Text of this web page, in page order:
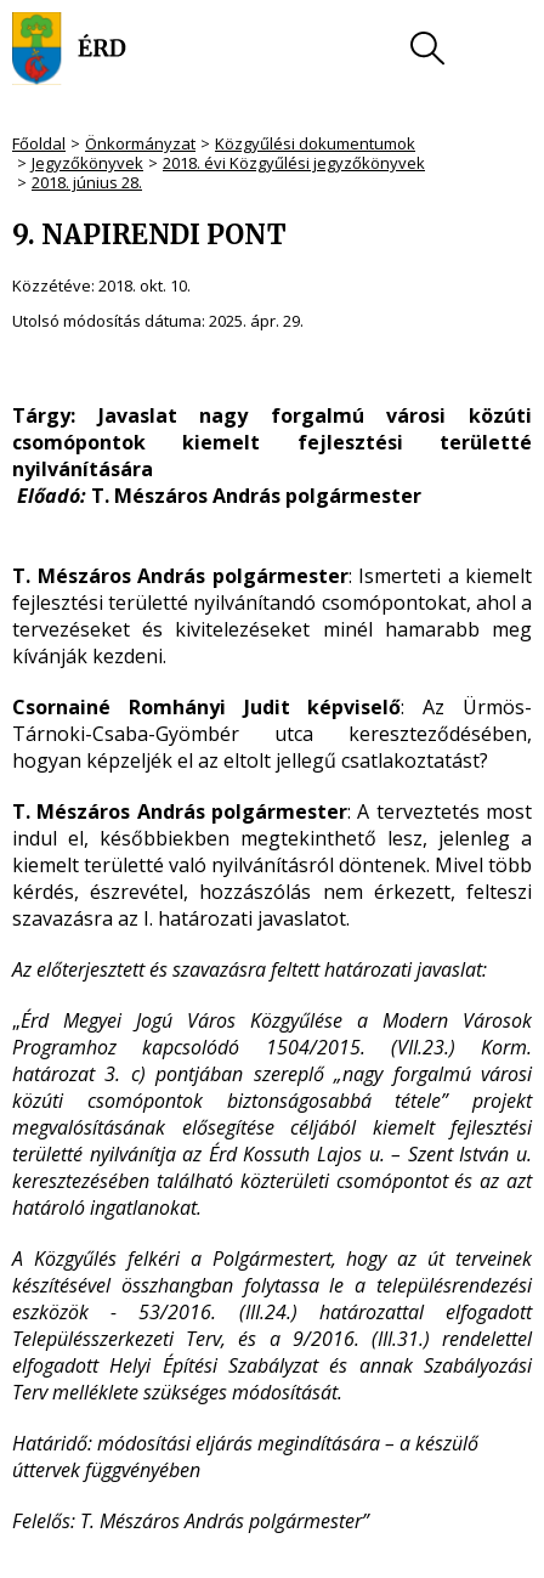
Főoldal Önkormányzat
Közgyűlési dokumentumok
Jegyzőkönyvek
2018. évi Közgyűlési jegyzőkönyvek
2018. június 28.
9. NAPIRENDI PONT
Közzétéve: 2018. okt. 10.
Utolsó módosítás dátuma: 2025. ápr. 29.
Tárgy: Javaslat nagy forgalmú városi közúti
csomópontok kiemelt fejlesztési területté
nyilvánítására
Előadó: T. Mészáros András polgármester
T. Mészáros András polgármester: Ismerteti a kiemelt
fejlesztési területté nyilvánítandó csomópontokat, ahol a
tervezéseket és kivitelezéseket minél hamarabb meg
kívánják kezdeni.
Csornainé Romhányi Judit képviselő: Az Ürmös-
Tárnoki-Csaba-Gyömbér utca kereszteződésében,
hogyan képzeljék el az eltolt jellegű csatlakoztatást?
T. Mészáros András polgármester: A terveztetés most
indul el, későbbiekben megtekinthető lesz, jelenleg a
kiemelt területté való nyilvánításról döntenek. Mivel több
kérdés, észrevétel, hozzászólás nem érkezett, felteszi
szavazásra az I. határozati javaslatot.
Az előterjesztett és szavazásra feltett határozati javaslat:
„Érd Megyei Jogú Város Közgyűlése a Modern Városok
Programhoz kapcsolódó 1504/2015. (VII.23.) Korm.
határozat 3. c) pontjában szereplő „nagy forgalmú városi
közúti csomópontok biztonságosabbá tétele” projekt
megvalósításának elősegítése céljából kiemelt fejlesztési
területté nyilvánítja az Érd Kossuth Lajos u. – Szent István u.
keresztezésében található közterületi csomópontot és az azt
határoló ingatlanokat.
A Közgyűlés felkéri a Polgármestert, hogy az út terveinek
készítésével összhangban folytassa le a településrendezési
eszközök - 53/2016. (III.24.) határozattal elfogadott
Településszerkezeti Terv, és a 9/2016. (III.31.) rendelettel
elfogadott Helyi Építési Szabályzat és annak Szabályozási
Terv melléklete szükséges módosítását.
Határidő: módosítási eljárás megindítására – a készülő
úttervek függvényében
Felelős: T. Mészáros András polgármester”